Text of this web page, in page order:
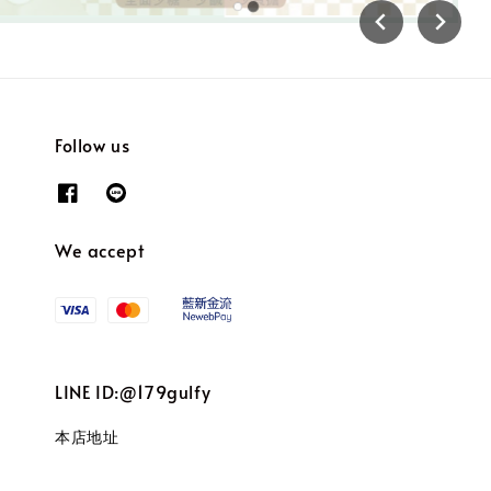
Follow us
We accept
LINE ID:@179gulfy
本店地址